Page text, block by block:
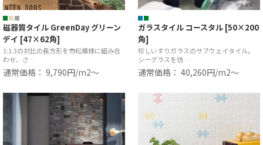
磁器質タイル GreenDay グリーン
デイ [47×62角]
1:1.3の対比の長方形を市松模様に組み合
わせ、さ…
通常価格： 9,790円/m2〜
ガラスタイル コースタル [50×200
角]
珍しいすりガラスのサブウェイタイル。
シーグラスを彷…
通常価格： 40,260円/m2〜